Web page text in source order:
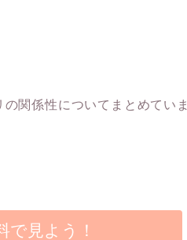
関係性についてまとめていま
で見よう！